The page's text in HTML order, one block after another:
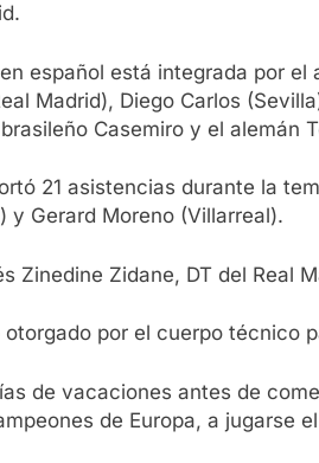
español está integrada por
Madrid), Diego Carlos
Casemiro y el alemán
21 asistencias durante la
y Gerard Moreno (Villarreal).
Zinedine Zidane, DT del Real
por el cuerpo técnico
de vacaciones antes de
de Europa, a jugarse